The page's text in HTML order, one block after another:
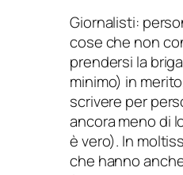
Giornalisti:
cose che non
prendersi la
minimo) in
scrivere per
ancora meno di
è vero). In
che hanno